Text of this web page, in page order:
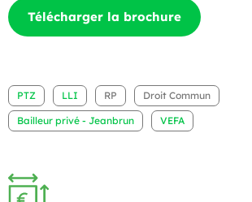
Télécharger la brochure
PTZ LLI RP Droit Commun
Bailleur privé - Jeanbrun VEFA